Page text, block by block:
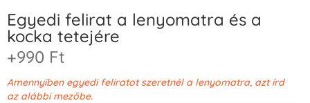
Egyedi felirat a lenyomatra és a
kocka tetejére
+990 Ft
Amennyiben egyedi feliratot szeretnél a lenyomatra, azt írd
az alábbi mezőbe.